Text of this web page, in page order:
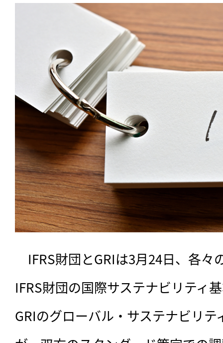
IFRS財団とGRIは3月24日、各々
IFRS財団の国際サステナビリティ
GRIのグローバル・サステナビリテ